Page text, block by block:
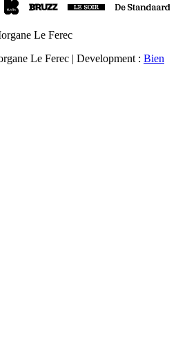
Le Ferec
Le Ferec | Development : Bien